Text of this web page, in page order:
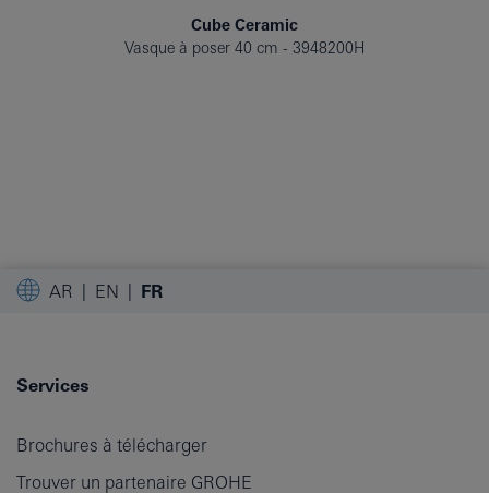
Cube Ceramic
Vasque à poser 40 cm
3948200H
AR EN FR
Services
Brochures à télécharger
Trouver un partenaire GROHE